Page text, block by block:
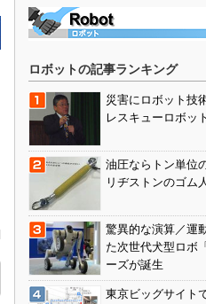
ロボットの記事ランキング
災害にロボット技
レスキューロボッ
油圧ならトン単位
リヂストンのゴム
驚異的な演算／運
た次世代犬型ロボ
ーズが誕生
東京ビッグサイト